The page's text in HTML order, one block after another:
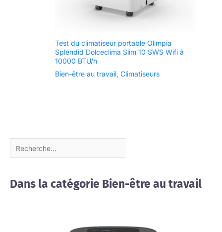
Test du climatiseur portable Olimpia
Splendid Dolceclima Slim 10 SWS Wifi à
10000 BTU/h
Bien-être au travail, Climatiseurs
Dans la catégorie Bien-être au travail